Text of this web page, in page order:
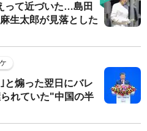
って近づいた…島田
生太郎が見落とした
と煽った翌日にバレ
れていた"中国の半